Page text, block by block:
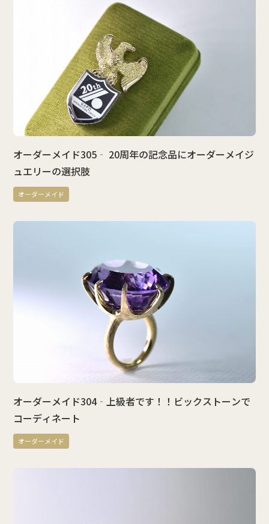
オーダーメイド305‐ 20周年の記念品にオーダーメイジ
ュエリーの選択肢
オーダーメイド
オーダーメイド304‐上級者です！！ビックストーンで
コーディネート
オーダーメイド